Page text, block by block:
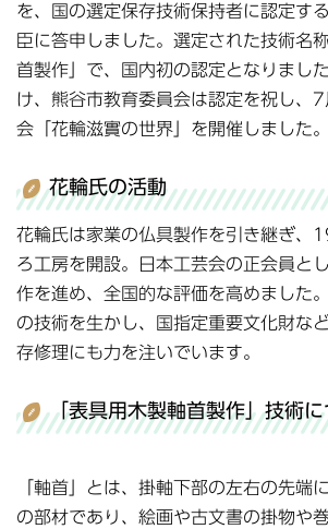
を、国の選定保存技術保持者に認定す
臣に答申しました。選定された技術名
首製作」で、国内初の認定となりまし
け、熊谷市教育委員会は認定を祝し、
会「花輪滋實の世界」を開催しました。
花輪氏の活動
花輪氏は家業の仏具製作を引き継ぎ、
ろ工房を開設。日本工芸会の正会員と
作を進め、全国的な評価を高めました
の技術を生かし、国指定重要文化財な
存修理にも力を注いでいます。
「表具用木製軸首製作」技術に
「軸首」とは、掛軸下部の左右の先端
の部材であり、絵画や古文書の掛物や